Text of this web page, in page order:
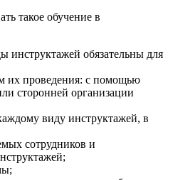
такое обучение в
инструктажей обязательны для
их проведения: с помощью
сторонней организации
виду инструктажей, в
сотрудников и